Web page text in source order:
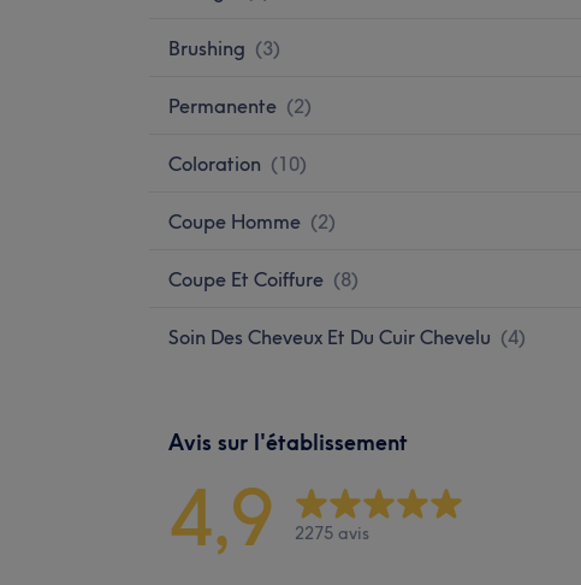
Brushing (3)
Permanente (2)
Coloration (10)
Coupe Homme (2)
Coupe Et Coiffure (8)
Soin Des Cheveux Et Du Cuir Chevelu (4)
Avis sur l'établissement
4,9 2275 avis